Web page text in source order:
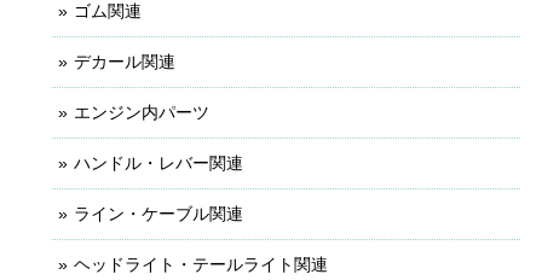
ゴム関連
デカール関連
エンジン内パーツ
ハンドル・レバー関連
ライン・ケーブル関連
ヘッドライト・テールライト関連